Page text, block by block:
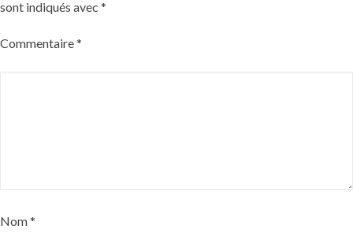
sont indiqués avec *
Commentaire*
Nom*